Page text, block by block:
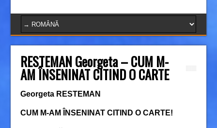
RESTEMAN Georgeta – CUM M-
AM ÎNSENINAT CITIND O CARTE
Georgeta RESTEMAN
CUM M-AM ÎNSENINAT CITIND O CARTE!